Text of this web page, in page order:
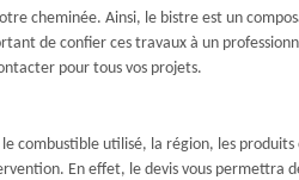
cheminée. Ainsi, le bistre est un
de confier ces travaux à un
pour tous vos projets.
combustible utilisé, la région, les
En effet, le devis vous permettra